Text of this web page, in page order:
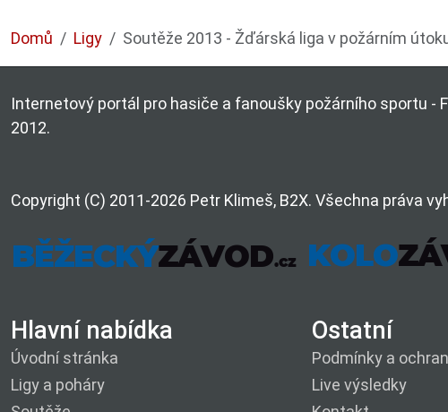
Domů Ligy Soutěže 2013 - Žďárská liga v požárním
Internetový portál pro hasiče a fanoušky požárního sportu -
2012.
Copyright (C) 2011-2026 Petr Klimeš, B2X. Všechna práva
Hlavní nabídka
Úvodní stránka
Ligy a poháry
Ostatní
Podmínky a
Live výsledky